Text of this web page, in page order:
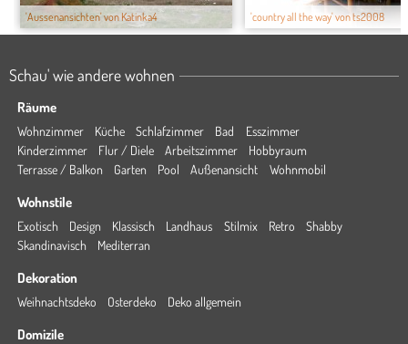
'Aussenansichten' von Katinka4 'country all the way' von ts2008
Schau' wie andere wohnen
Räume
Wohnzimmer Küche Schlafzimmer Bad
Esszimmer
Kinderzimmer
Flur / Diele Arbeitszimmer
Hobbyraum
Terrasse / Balkon
Garten Pool Außenansicht Wohnmobil
Wohnstile
Exotisch Design Klassisch Landhaus Stilmix Retro
Shabby
Skandinavisch
Mediterran
Dekoration
Weihnachtsdeko Osterdeko Deko allgemein
Domizile